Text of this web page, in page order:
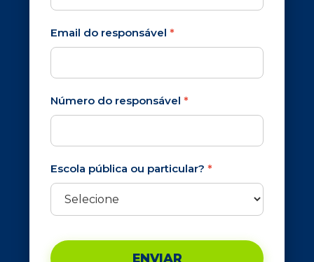
Email do responsável *
Número do responsável *
Escola pública ou particular? *